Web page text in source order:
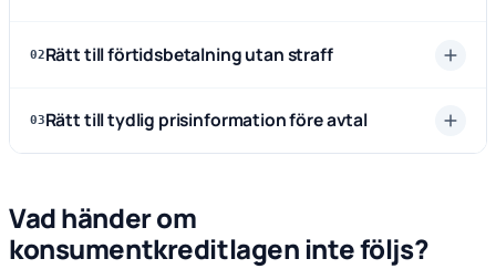
02Rätt till förtidsbetalning utan straff
03Rätt till tydlig prisinformation före avtal
Vad händer om
konsumentkreditlagen inte följs?